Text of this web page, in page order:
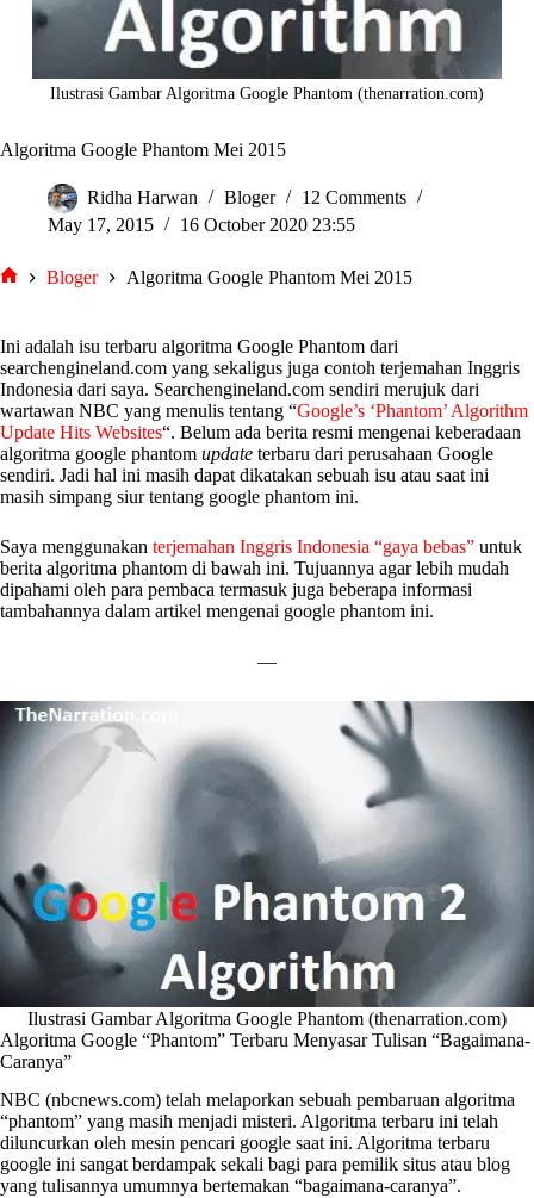
Ilustrasi Gambar Algoritma Google Phantom (thenarration.com)
Algoritma Google Phantom Mei 2015
Ridha Harwan Bloger
12 Comments
May 17, 2015
16 October 2020 23:55
Bloger Algoritma Google Phantom Mei 2015
Ini adalah isu terbaru algoritma Google Phantom dari
searchengineland.com yang sekaligus juga contoh terjemahan Inggris
Indonesia dari saya. Searchengineland.com sendiri merujuk dari
wartawan NBC yang menulis tentang “Google’s ‘Phantom’ Algorithm
Update Hits Websites“. Belum ada berita resmi mengenai keberadaan
algoritma google phantom update terbaru dari perusahaan Google
sendiri. Jadi hal ini masih dapat dikatakan sebuah isu atau saat ini
masih simpang siur tentang google phantom ini.
Saya menggunakan terjemahan Inggris Indonesia “gaya bebas” untuk
berita algoritma phantom di bawah ini. Tujuannya agar lebih mudah
dipahami oleh para pembaca termasuk juga beberapa informasi
tambahannya dalam artikel mengenai google phantom ini.
—
Ilustrasi Gambar Algoritma Google Phantom (thenarration.com)
Algoritma Google “Phantom” Terbaru Menyasar Tulisan “Bagaimana-
Caranya”
NBC (nbcnews.com) telah melaporkan sebuah pembaruan algoritma
“phantom” yang masih menjadi misteri. Algoritma terbaru ini telah
diluncurkan oleh mesin pencari google saat ini. Algoritma terbaru
google ini sangat berdampak sekali bagi para pemilik situs atau blog
yang tulisannya umumnya bertemakan “bagaimana-caranya”.